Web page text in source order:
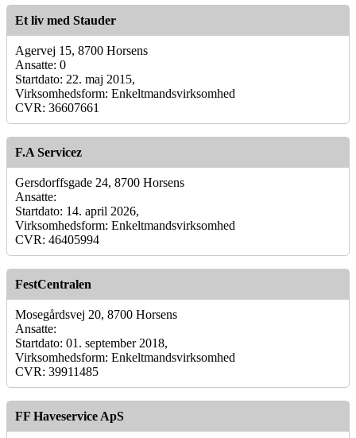
Et liv med Stauder
Agervej 15, 8700 Horsens
Ansatte: 0
Startdato: 22. maj 2015,
Virksomhedsform: Enkeltmandsvirksomhed
CVR: 36607661
F.A Servicez
Gersdorffsgade 24, 8700 Horsens
Ansatte:
Startdato: 14. april 2026,
Virksomhedsform: Enkeltmandsvirksomhed
CVR: 46405994
FestCentralen
Mosegårdsvej 20, 8700 Horsens
Ansatte:
Startdato: 01. september 2018,
Virksomhedsform: Enkeltmandsvirksomhed
CVR: 39911485
FF Haveservice ApS